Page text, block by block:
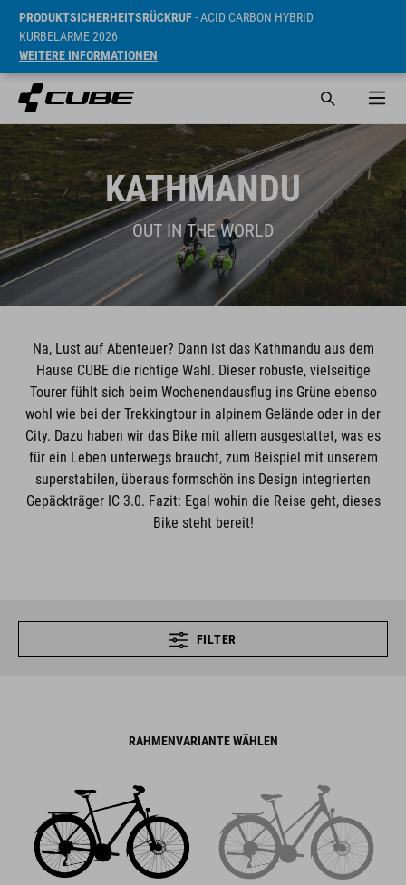
PRODUKTSICHERHEITSRÜCKRUF- ACID CARBON HYBRID
KURBELARME 2026
WEITERE INFORMATIONEN
KATHMANDU
OUT IN THE WORLD
Na, Lust auf Abenteuer? Dann ist das Kathmandu aus dem
Hause CUBE die richtige Wahl. Dieser robuste, vielseitige
Tourer fühlt sich beim Wochenendausflug ins Grüne ebenso
wohl wie bei der Trekkingtour in alpinem Gelände oder in der
City. Dazu haben wir das Bike mit allem ausgestattet, was es
für ein Leben unterwegs braucht, zum Beispiel mit unserem
superstabilen, überaus formschön ins Design integrierten
Gepäckträger IC 3.0. Fazit: Egal wohin die Reise geht, dieses
Bike steht bereit!
FILTER
RAHMENVARIANTE WÄHLEN